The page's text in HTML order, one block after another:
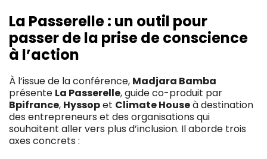
La Passerelle : un outil pour
passer de la prise de conscience
à l’action
À l’issue de la conférence, Madjara Bamba
présente La Passerelle, guide co-produit par
Bpifrance, Hyssopet Climate Houseà destination
des entrepreneurs et des organisations qui
souhaitent aller vers plus d’inclusion. Il aborde trois
axes concrets :